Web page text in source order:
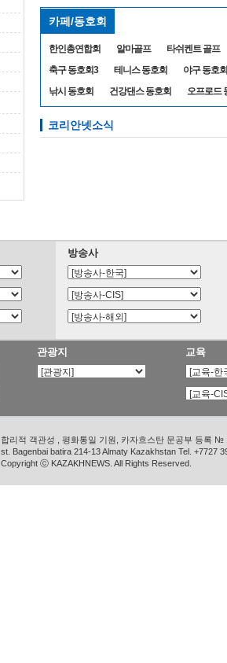
카페/동호회
한인총연합회 알마골프
타쉬켄트 골프
축구 동호회3
테니스 동호회
야구 동호회
낚시 동호회
건강댄스 동호회 오프로드
코리안넷소식
방송사
관광지 교육
합리적 객관성 , 평화통일 기원, 카자흐스탄 문공부 등록
st. Bagenbai batira 214-13 Almaty Kazakhstan Tel. +7727
Copyright ⓒ KAZAKHNEWS. All Rights Reserved.